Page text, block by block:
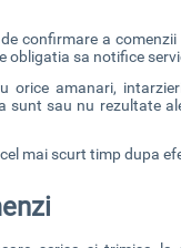
confirmare a
obligatia sa notifice
amanari,
sunt sau nu rezultate
mai scurt timp dupa